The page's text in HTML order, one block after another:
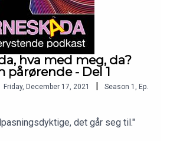
hva med meg, da?
pårørende - Del 1
Friday, December 17, 2021 | Season 1 , Ep.
det går seg til."